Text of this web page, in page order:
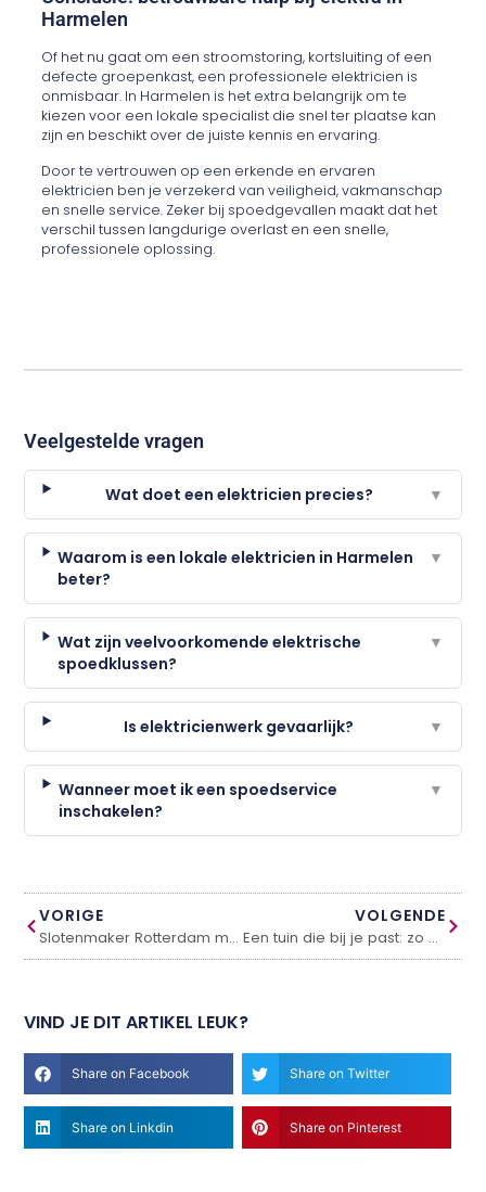
Harmelen
Of het nu gaat om een stroomstoring, kortsluiting of een
defecte groepenkast, een professionele elektricien is
onmisbaar. In Harmelen is het extra belangrijk om te
kiezen voor een lokale specialist die snel ter plaatse kan
zijn en beschikt over de juiste kennis en ervaring.
Door te vertrouwen op een erkende en ervaren
elektricien ben je verzekerd van veiligheid, vakmanschap
en snelle service. Zeker bij spoedgevallen maakt dat het
verschil tussen langdurige overlast en een snelle,
professionele oplossing.
Veelgestelde vragen
Wat doet een elektricien precies? ▼
Waarom is een lokale elektricien in Harmelen
beter?
▼
Wat zijn veelvoorkomende elektrische
spoedklussen?
▼
Is elektricienwerk gevaarlijk? ▼
Wanneer moet ik een spoedservice
inschakelen?
▼
VORIGE
Slotenmaker Rotterdam met snelle spoedservice
VOLGENDE
Een tuin die bij je past: zo pak je het slimmer aan
VIND JE DIT ARTIKEL LEUK?
Share on Facebook Share on Twitter
Share on Linkdin Share on Pinterest